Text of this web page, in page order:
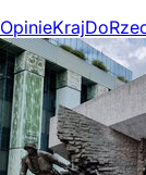
OpinieKraj